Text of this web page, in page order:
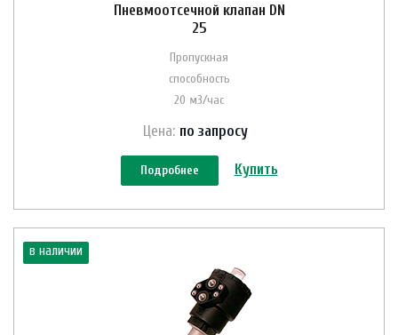
Пневмоотсечной клапан DN
25
Пропускная
способность
20 м3/час
Цена: по запросу
Подробнее Купить
в наличии